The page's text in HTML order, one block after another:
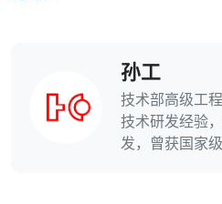
孙工
技术部高级工
技术研发经验
发，曾获国家